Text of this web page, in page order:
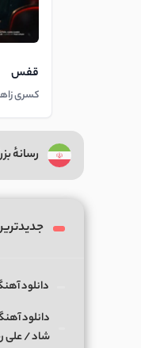
قفس
کسری
رسانهٔ
دانلود
دانلود
شاد / علی